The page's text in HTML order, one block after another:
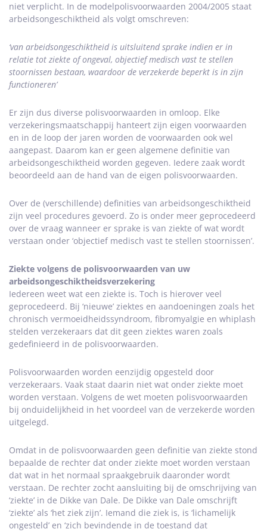
niet verplicht. In de modelpolisvoorwaarden 2004/2005 staat
arbeidsongeschiktheid als volgt omschreven:
‘van arbeidsongeschiktheid is uitsluitend sprake indien er in
relatie tot ziekte of ongeval, objectief medisch vast te stellen
stoornissen bestaan, waardoor de verzekerde beperkt is in zijn
functioneren’
Er zijn dus diverse polisvoorwaarden in omloop. Elke
verzekeringsmaatschappij hanteert zijn eigen voorwaarden
en in de loop der jaren worden de voorwaarden ook wel
aangepast. Daarom kan er geen algemene definitie van
arbeidsongeschiktheid worden gegeven. Iedere zaak wordt
beoordeeld aan de hand van de eigen polisvoorwaarden.
Over de (verschillende) definities van arbeidsongeschiktheid
zijn veel procedures gevoerd. Zo is onder meer geprocedeerd
over de vraag wanneer er sprake is van ziekte of wat wordt
verstaan onder ‘objectief medisch vast te stellen stoornissen’.
Ziekte volgens de polisvoorwaarden van uw
arbeidsongeschiktheidsverzekering
Iedereen weet wat een ziekte is. Toch is hierover veel
geprocedeerd. Bij ‘nieuwe’ ziektes en aandoeningen zoals het
chronisch vermoeidheidssyndroom, fibromyalgie en whiplash
stelden verzekeraars dat dit geen ziektes waren zoals
gedefinieerd in de polisvoorwaarden.
Polisvoorwaarden worden eenzijdig opgesteld door
verzekeraars. Vaak staat daarin niet wat onder ziekte moet
worden verstaan. Volgens de wet moeten polisvoorwaarden
bij onduidelijkheid in het voordeel van de verzekerde worden
uitgelegd.
Omdat in de polisvoorwaarden geen definitie van ziekte stond
bepaalde de rechter dat onder ziekte moet worden verstaan
dat wat in het normaal spraakgebruik daaronder wordt
verstaan. De rechter zocht aansluiting bij de omschrijving van
‘ziekte’ in de Dikke van Dale. De Dikke van Dale omschrijft
‘ziekte’ als ‘het ziek zijn’. Iemand die ziek is, is ‘lichamelijk
ongesteld’ en ‘zich bevindende in de toestand dat